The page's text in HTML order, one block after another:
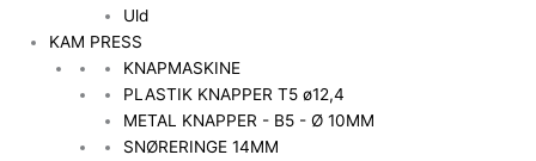
Uld
KAM PRESS
KNAPMASKINE
PLASTIK KNAPPER T5 ø12,4
METAL KNAPPER - B5 - Ø 10MM
SNØRERINGE 14MM